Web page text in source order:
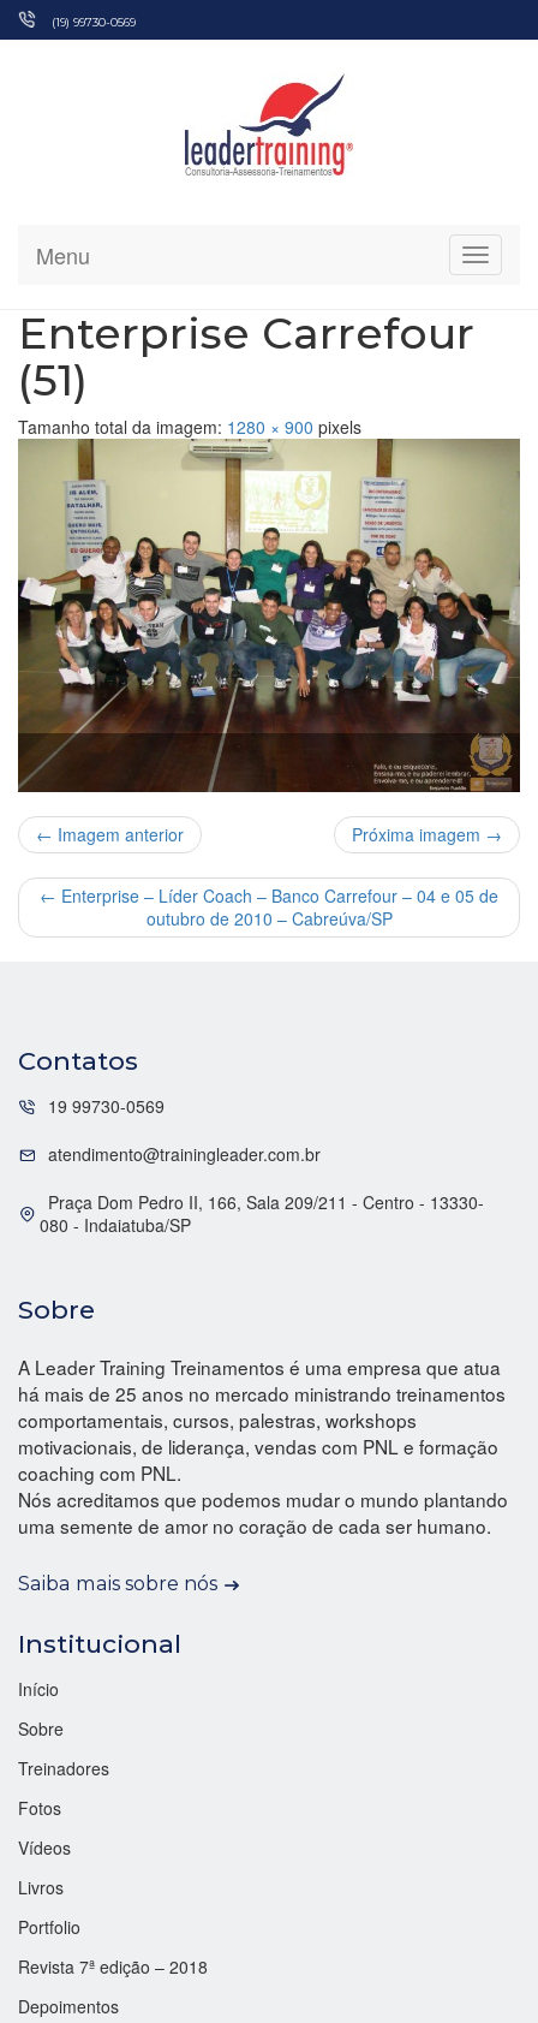
Pular
(19) 99730-0569
Menu
Enterprise Carrefour
(51)
Tamanho total da imagem: 1280 × 900 pixels
← Imagem anterior Próxima imagem →
← Enterprise – Líder Coach – Banco Carrefour – 04 e 05 de
outubro de 2010 – Cabreúva/SP
Contatos
19 99730-0569
atendimento@trainingleader.com.br
Praça Dom Pedro II, 166, Sala 209/211 - Centro - 13330-
080 - Indaiatuba/SP
Sobre
A Leader Training Treinamentos é uma empresa que atua
há mais de 25 anos no mercado ministrando treinamentos
comportamentais, cursos, palestras, workshops
motivacionais, de liderança, vendas com PNL e formação
coaching com PNL.
Nós acreditamos que podemos mudar o mundo plantando
uma semente de amor no coração de cada ser humano.
Saiba mais sobre nós
Institucional
Início
Sobre
Treinadores
Fotos
Vídeos
Livros
Portfolio
Revista 7ª edição – 2018
Depoimentos